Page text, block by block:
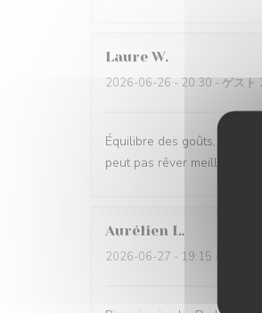
Laure W
2026-06-26 - 20:30 - ゲスト
Équilibre des goûts,
peut pas rêver meilleur
Aurélien L
2026-06-27 - 19:15 - ゲスト 3